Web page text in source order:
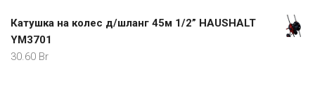
Катушка на колес д/шланг 45м 1/2” HAUSHALT
YM3701
30.60 Br